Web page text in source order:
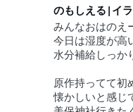
のもしえる|イ
みんなおはのえ
今日は湿度が高
水分補給しっか
原作持ってて初
懐かしいと感じ